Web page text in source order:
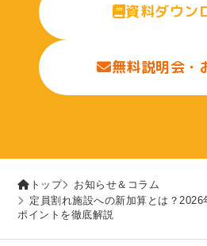
資料ダウン
無料説明会・
トップ
お知らせ＆コラム
定員割れ施設への新加算とは？
ポイントを徹底解説